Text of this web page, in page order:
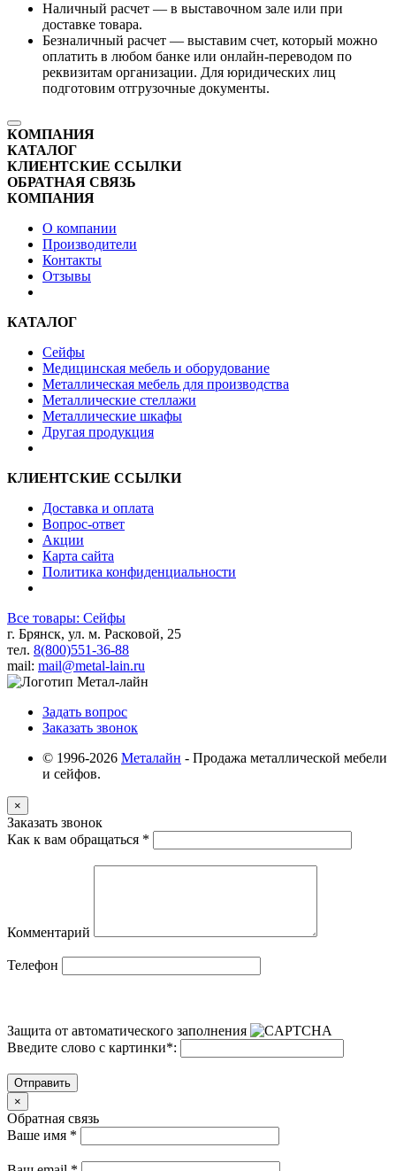
Наличный расчет — в выставочном зале или при
доставке товара.
Безналичный расчет — выставим счет, который можно
оплатить в любом банке или онлайн-переводом по
реквизитам организации. Для юридических лиц
подготовим отгрузочные документы.
КОМПАНИЯ
КАТАЛОГ
КЛИЕНТСКИЕ ССЫЛКИ
ОБРАТНАЯ СВЯЗЬ
КОМПАНИЯ
О компании
Производители
Контакты
Отзывы
КАТАЛОГ
Сейфы
Медицинская мебель и оборудование
Металлическая мебель для производства
Металлические стеллажи
Металлические шкафы
Другая продукция
КЛИЕНТСКИЕ ССЫЛКИ
Доставка и оплата
Вопрос-ответ
Акции
Карта сайта
Политика конфиденциальности
Все товары: Сейфы
г. Брянск, ул. м. Расковой, 25
тел. 8(800)551-36-88
mail: mail@metal-lain.ru
Задать вопрос
Заказать звонок
© 1996-2026 Металайн - Продажа металлической мебели
и сейфов.
×
Заказать звонок
Как к вам обращаться *
Комментарий
Телефон
Защита от автоматического заполнения
Введите слово с картинки*:
Отправить
×
Обратная связь
Ваше имя *